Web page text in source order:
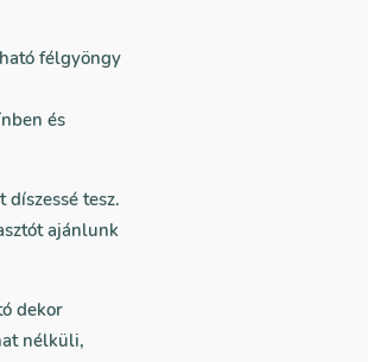
félgyöngy
és
tesz.
ajánlunk
dekor
nélküli,